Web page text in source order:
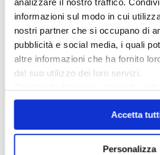
analizzare il nostro traffico.
informazioni sul modo in cui
nostri partner che si occupano di
pubblicità e social media, i quali
altre informazioni che ha fornito
dal suo utilizzo dei loro servizi.
solo i cookie necessari.
Accetta
Personalizza